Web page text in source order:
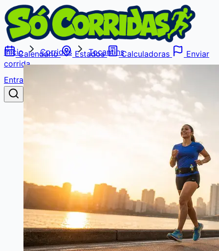
Calendário Estados Calculadoras
Enviar
corrida
Entrar
Início Corridas Tocantins